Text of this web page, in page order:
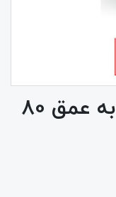
رک ایستاده 17 یونیت به عمق 80